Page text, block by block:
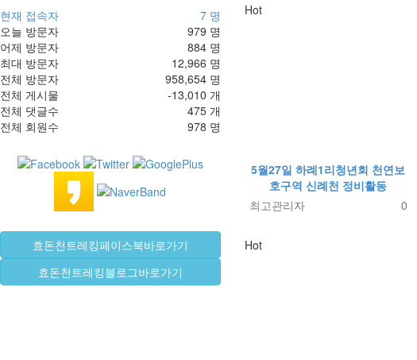
Hot
5월27일 하례1리청년회 천연보
호구역 신례천 정비활동
최고관리자
0
Hot
현재 접속자
7 명
오늘 방문자
979 명
어제 방문자
884 명
최대 방문자
12,966 명
전체 방문자
958,654 명
전체 게시물
-13,010 개
전체 댓글수
475 개
전체 회원수
978 명
효돈천트레킹페이스북바로가기
효돈천트레킹블로그바로가기